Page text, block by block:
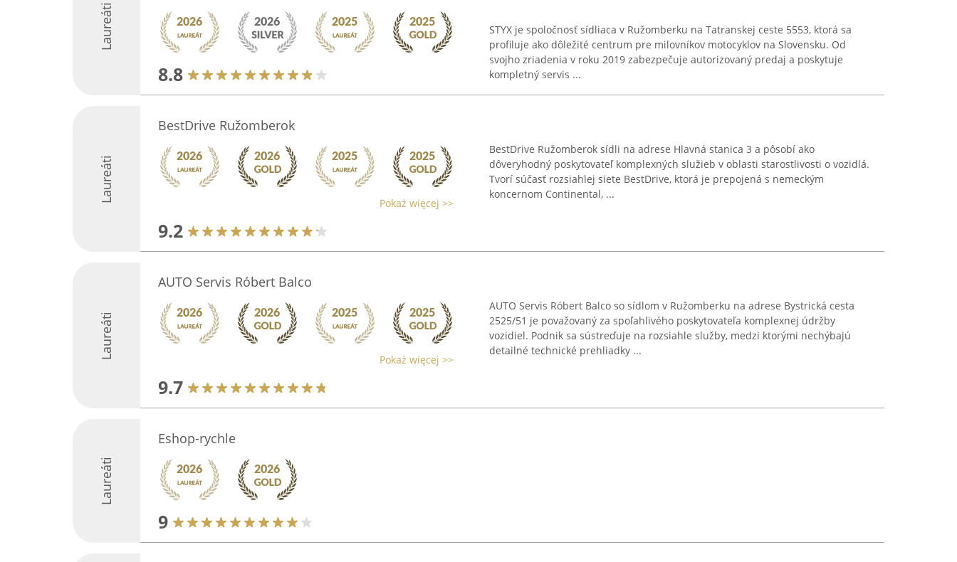
Laureáti
8.8
STYX je spoločnosť sídliaca v Ružomberku na Tatranskej ceste 5553, ktorá sa
profiluje ako dôležité centrum pre milovníkov motocyklov na Slovensku. Od
svojho zriadenia v roku 2019 zabezpečuje autorizovaný predaj a poskytuje
kompletný servis ...
Laureáti
BestDrive Ružomberok
Pokaż więcej >>
9.2
BestDrive Ružomberok sídli na adrese Hlavná stanica 3 a pôsobí ako
dôveryhodný poskytovateľ komplexných služieb v oblasti starostlivosti o vozidlá.
Tvorí súčasť rozsiahlej siete BestDrive, ktorá je prepojená s nemeckým
koncernom Continental, ...
Laureáti
AUTO Servis Róbert Balco
Pokaż więcej >>
9.7
AUTO Servis Róbert Balco so sídlom v Ružomberku na adrese Bystrická cesta
2525/51 je považovaný za spoľahlivého poskytovateľa komplexnej údržby
vozidiel. Podnik sa sústreďuje na rozsiahle služby, medzi ktorými nechýbajú
detailné technické prehliadky ...
Laureáti
Eshop-rychle
9